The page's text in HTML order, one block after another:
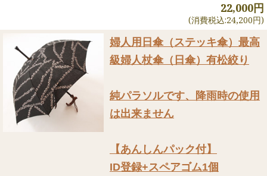
22,000円
(消費税込:24,200円)
婦人用日傘（ステッキ傘） 最高
級婦人杖傘（日傘）有松絞り
純パラソルです、降雨時の使用
は出来ません
【あんしんパック付】
ID登録+スペアゴム1個